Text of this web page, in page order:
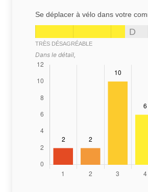
Se déplacer à vélo dans votre
D
TRÈS DÉSAGRÉABLE
Dans le détail,